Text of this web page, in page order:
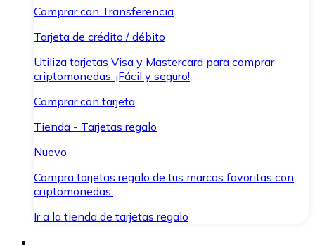
Comprar con Transferencia
Tarjeta de crédito / débito
Utiliza tarjetas Visa y Mastercard para comprar
criptomonedas. ¡Fácil y seguro!
Comprar con tarjeta
Tienda - Tarjetas regalo
Nuevo
Compra tarjetas regalo de tus marcas favoritas con
criptomonedas.
Ir a la tienda de tarjetas regalo